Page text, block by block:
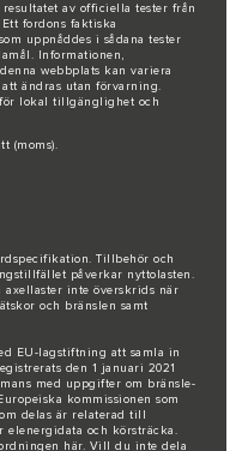
av officiella tester från
fordons faktiska
uppnåddes i sådana tester
Informationen,
webbplats kan variera
ändras utan förvarning.
lokal tillgänglighet och
(moms).
Tillbehör och
påverkar nyttolasten.
inte överskrids när
och bränslen samt
EU-lagstiftning att samla in
den 1 januari 2021
med uppgifter om bränsle-
kommissionen som
delas är relaterad till
och körsträcka.
här. Vill du inte dela